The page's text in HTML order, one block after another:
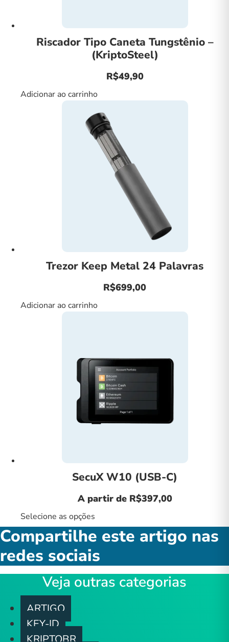
Riscador Tipo Caneta Tungstênio –
(KriptoSteel)
R$49,90
Adicionar ao carrinho
Trezor Keep Metal 24 Palavras
R$699,00
Adicionar ao carrinho
SecuX W10 (USB-C)
A partir de R$397,00
Selecione as opções
Compartilhe este artigo nas
redes sociais
Veja outras categorias
ARTIGO
KEY-ID